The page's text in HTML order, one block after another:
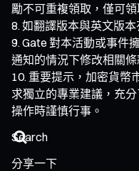
勵不可重複領取，僅可
如翻譯版本與英文版
Gate 對本活動或事件
通知的情況下修改相關條
重要提示，加密貨幣
求獨立的專業建議，充
操作時謹慎行事。
分享一下